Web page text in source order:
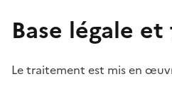
Base légale
Le traitement est mis en